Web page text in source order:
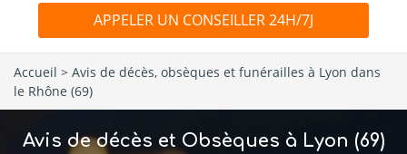
APPELER UN CONSEILLER 24H/7J
Accueil > Avis de décès, obsèques et funérailles à Lyon dans
le Rhône (69)
Avis de décès et Obsèques à Lyon (69)